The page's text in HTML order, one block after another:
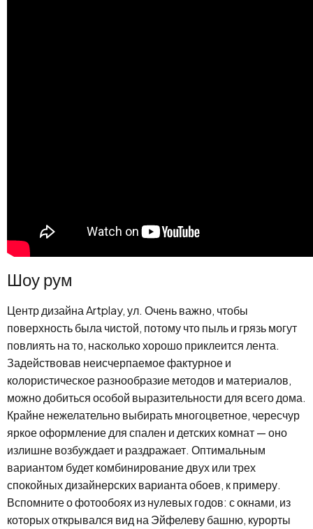
Шоу рум
Центр дизайна Artplay, ул. Очень важно, чтобы
поверхность была чистой, потому что пыль и грязь могут
повлиять на то, насколько хорошо приклеится лента.
Задействовав неисчерпаемое фактурное и
колористическое разнообразие методов и материалов,
можно добиться особой выразительности для всего дома.
Крайне нежелательно выбирать многоцветное, чересчур
яркое оформление для спален и детских комнат — оно
излишне возбуждает и раздражает. Оптимальным
вариантом будет комбинирование двух или трех
спокойных дизайнерских варианта обоев, к примеру.
Вспомните о фотообоях из нулевых годов: с окнами, из
которых открывался вид на Эйфелеву башню, курорты